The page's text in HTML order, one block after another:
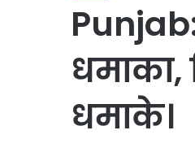
धमाके।